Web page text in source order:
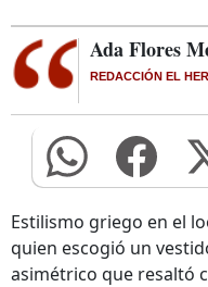
Ada Flores
REDACCIÓN EL
Estilismo griego en el
quien escogió un
asimétrico que resaltó